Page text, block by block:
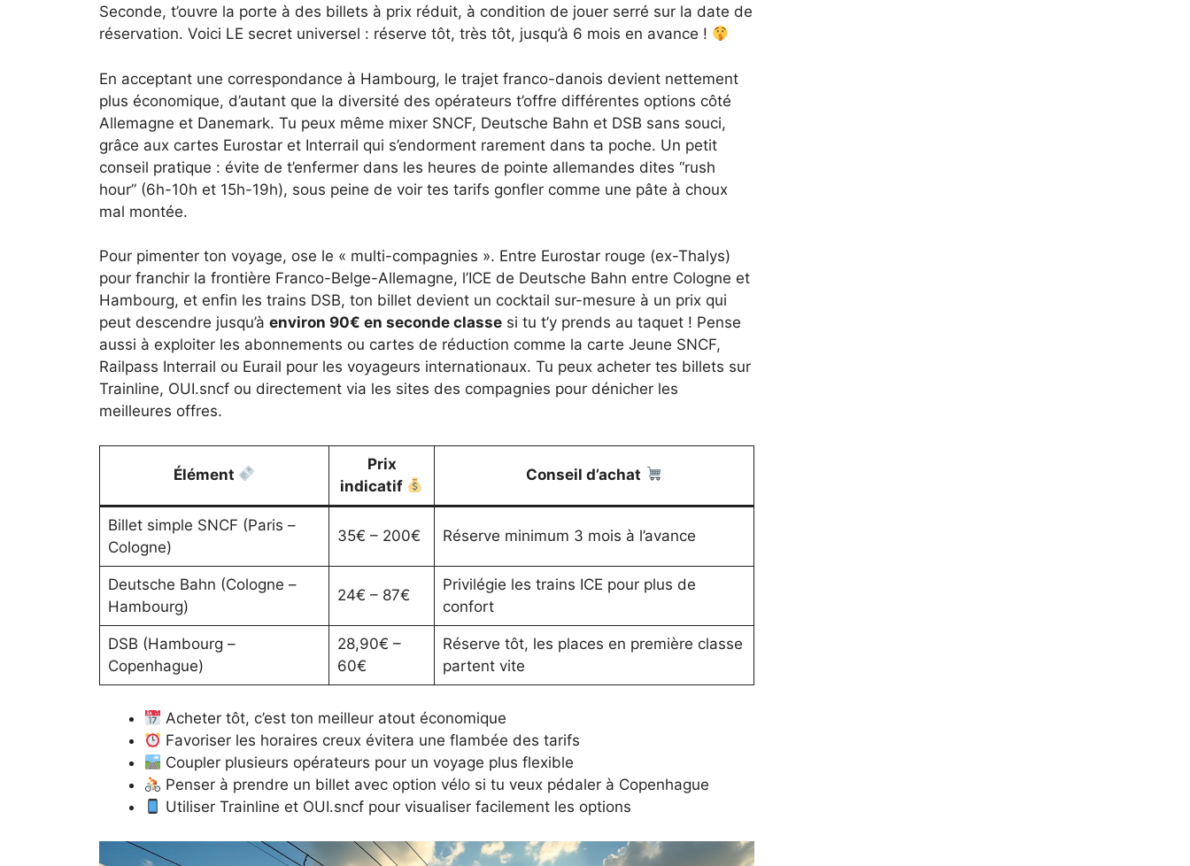
Seconde, t’ouvre la porte à des billets à prix réduit, à condition de jouer serré sur la date de
réservation. Voici LE secret universel : réserve tôt, très tôt, jusqu’à 6 mois en avance !
En acceptant une correspondance à Hambourg, le trajet franco-danois devient nettement
plus économique, d’autant que la diversité des opérateurs t’offre différentes options côté
Allemagne et Danemark. Tu peux même mixer SNCF, Deutsche Bahn et DSB sans souci,
grâce aux cartes Eurostar et Interrail qui s’endorment rarement dans ta poche. Un petit
conseil pratique : évite de t’enfermer dans les heures de pointe allemandes dites “rush
hour” (6h-10h et 15h-19h), sous peine de voir tes tarifs gonfler comme une pâte à choux
mal montée.
Pour pimenter ton voyage, ose le « multi-compagnies ». Entre Eurostar rouge (ex-Thalys)
pour franchir la frontière Franco-Belge-Allemagne, l’ICE de Deutsche Bahn entre Cologne et
Hambourg, et enfin les trains DSB, ton billet devient un cocktail sur-mesure à un prix qui
peut descendre jusqu’à environ 90€ en seconde classe si tu t’y prends au taquet ! Pense
aussi à exploiter les abonnements ou cartes de réduction comme la carte Jeune SNCF,
Railpass Interrail ou Eurail pour les voyageurs internationaux. Tu peux acheter tes billets sur
Trainline, OUI.sncf ou directement via les sites des compagnies pour dénicher les
meilleures offres.
Élément
Prix
indicatif
Conseil d’achat
Billet simple SNCF (Paris –
Cologne)
35€ – 200€ Réserve minimum 3 mois à l’avance
Deutsche Bahn (Cologne –
Hambourg)
24€ – 87€
Privilégie les trains ICE pour plus de
confort
DSB (Hambourg –
Copenhague)
28,90€ –
60€
Réserve tôt, les places en première classe
partent vite
Acheter tôt, c’est ton meilleur atout économique
Favoriser les horaires creux évitera une flambée des tarifs
Coupler plusieurs opérateurs pour un voyage plus flexible
Penser à prendre un billet avec option vélo si tu veux pédaler à Copenhague
Utiliser Trainline et OUI.sncf pour visualiser facilement les options